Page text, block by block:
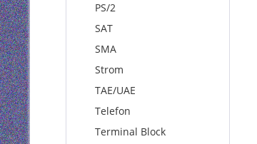
PS/2
SAT
SMA
Strom
TAE/UAE
Telefon
Terminal Block